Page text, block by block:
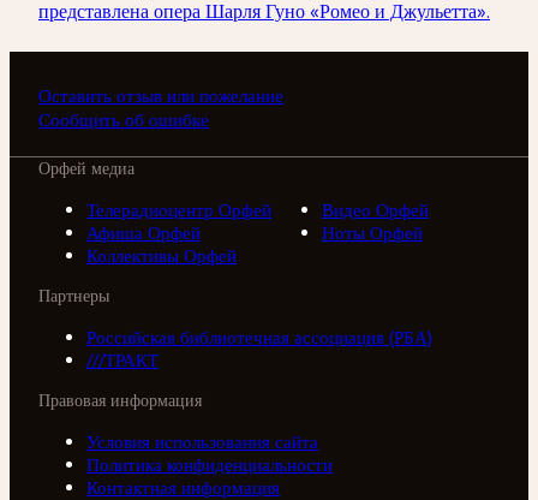
представлена опера Шарля Гуно «Ромео и Джульетта».
Оставить отзыв или пожелание
Сообщить об ошибке
Орфей медиа
Телерадиоцентр Орфей
Видео Орфей
Афиша Орфей
Ноты Орфей
Коллективы Орфей
Партнеры
Российская библиотечная ассоциация (РБА)
///ТРАКТ
Правовая информация
Условия использования сайта
Политика конфиденциальности
Контактная информация